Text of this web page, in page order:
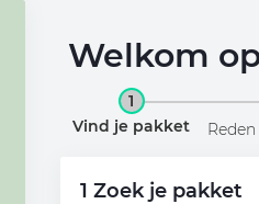
Welkom
1
Vind je pakket
1Zoek je pakket